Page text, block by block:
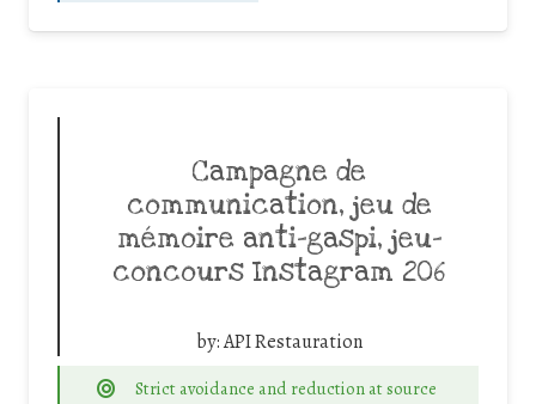
Campagne de
communication, jeu de
mémoire anti-gaspi, jeu-
concours Instagram 206
by:API Restauration
Strict avoidance and reduction at source